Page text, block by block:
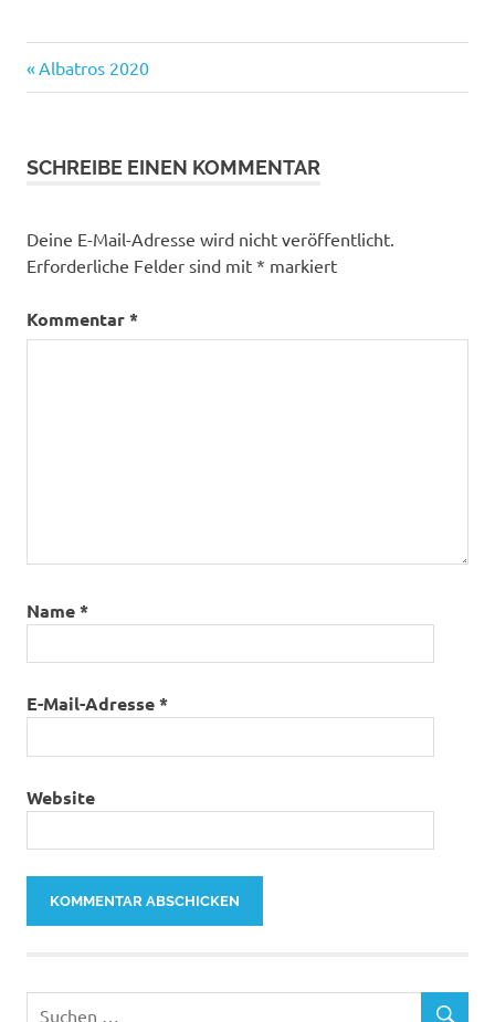
Beitragsnavigation
Vorheriger
Beitrag:
Albatros 2020
SCHREIBE EINEN KOMMENTAR
Deine E-Mail-Adresse wird nicht veröffentlicht.
Erforderliche Felder sind mit * markiert
Kommentar*
Name*
E-Mail-Adresse*
Website